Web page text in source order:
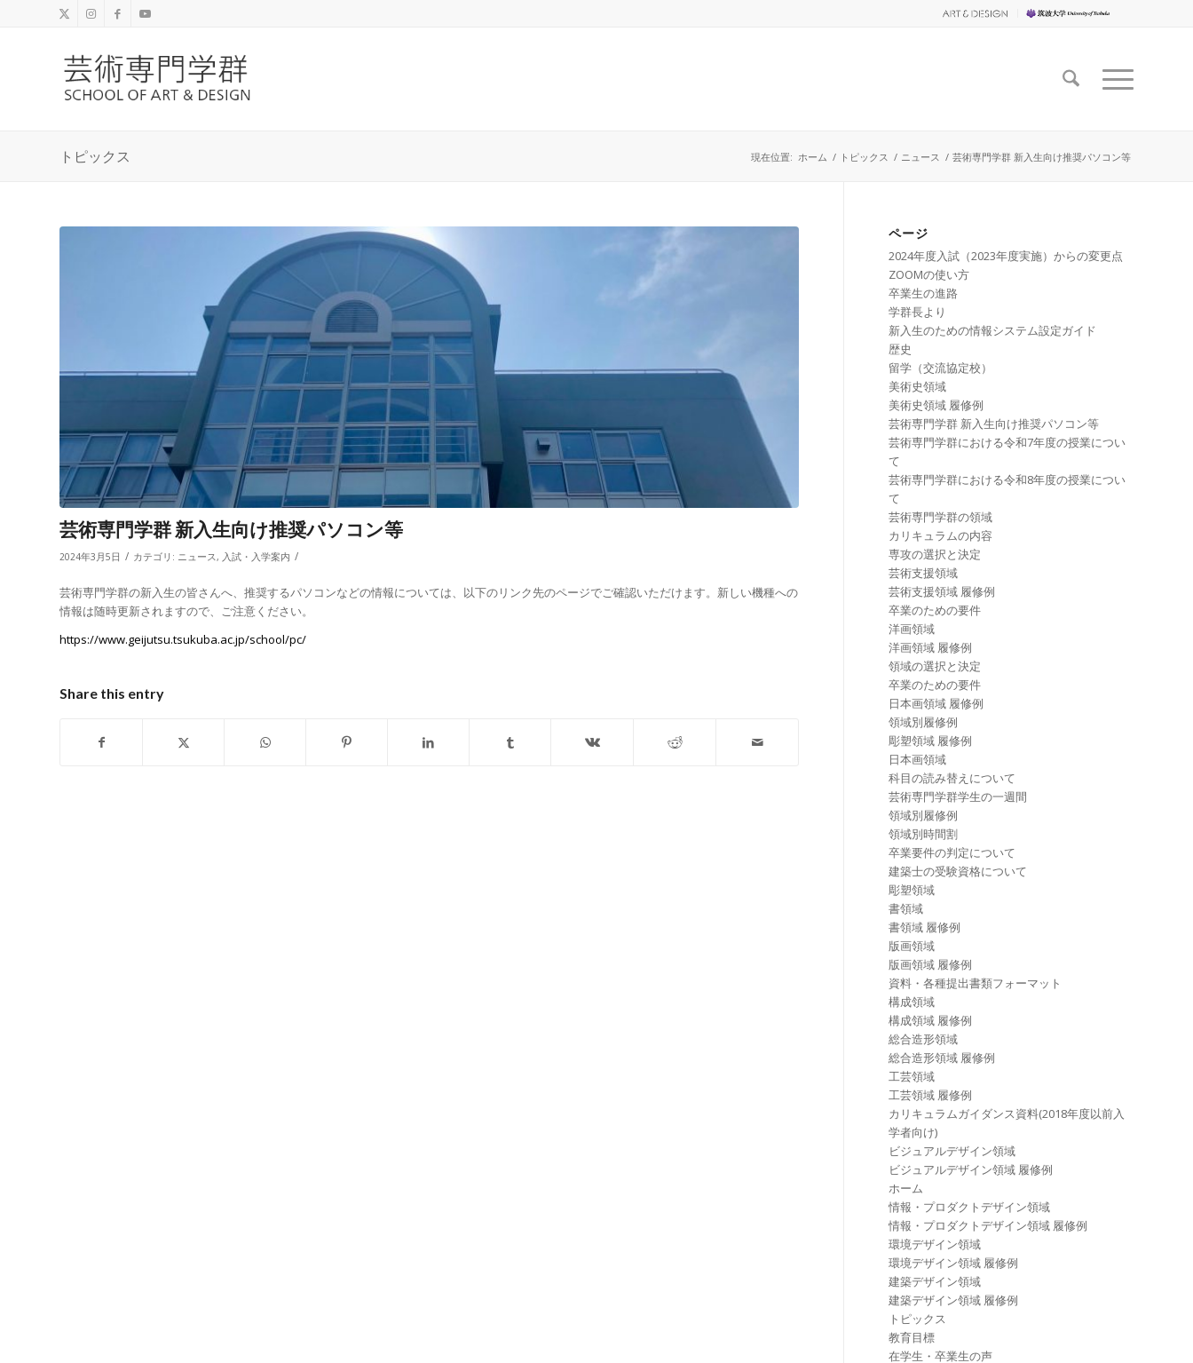
トピックス 現在位置: ホーム / トピックス / ニュース / 芸術専門学群 新入生向け推奨パソコン等
芸術専門学群 新入生向け推奨パソコン等
2024年3月5日 / カテゴリ: ニュース , 入試・入学案内 /
芸術専門学群の新入生の皆さんへ、推奨するパソコンなどの情報については、以下のリンク先のページでご確認いただけます。新しい機種への
情報は随時更新されますので、ご注意ください。
https://www.geijutsu.tsukuba.ac.jp/school/pc/
Share this entry
ページ
2024年度入試（2023年度実施）からの変更点
ZOOMの使い方
卒業生の進路
学群長より
新入生のための情報システム設定ガイド
歴史
留学（交流協定校）
美術史領域
美術史領域 履修例
芸術専門学群 新入生向け推奨パソコン等
芸術専門学群における令和7年度の授業につい
て
芸術専門学群における令和8年度の授業につい
て
芸術専門学群の領域
カリキュラムの内容
専攻の選択と決定
芸術支援領域
芸術支援領域 履修例
卒業のための要件
洋画領域
洋画領域 履修例
領域の選択と決定
卒業のための要件
日本画領域 履修例
領域別履修例
彫塑領域 履修例
日本画領域
科目の読み替えについて
芸術専門学群学生の一週間
領域別履修例
領域別時間割
卒業要件の判定について
建築士の受験資格について
彫塑領域
書領域
書領域 履修例
版画領域
版画領域 履修例
資料・各種提出書類フォーマット
構成領域
構成領域 履修例
総合造形領域
総合造形領域 履修例
工芸領域
工芸領域 履修例
カリキュラムガイダンス資料(2018年度以前入
学者向け)
ビジュアルデザイン領域
ビジュアルデザイン領域 履修例
ホーム
情報・プロダクトデザイン領域
情報・プロダクトデザイン領域 履修例
環境デザイン領域
環境デザイン領域 履修例
建築デザイン領域
建築デザイン領域 履修例
トピックス
教育目標
在学生・卒業生の声